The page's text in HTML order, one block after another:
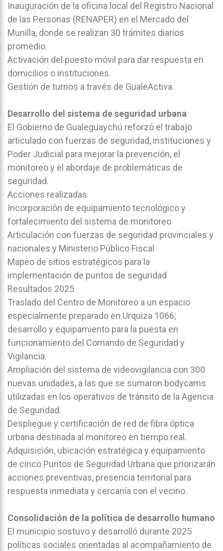
Inauguración de la oficina local del Registro Nacional
de las Personas (RENAPER) en el Mercado del
Munilla, donde se realizan 30 trámites diarios
promedio.
Activación del puesto móvil para dar respuesta en
domicilios o instituciones.
Gestión de turnos a través de GualeActiva.
Desarrollo del sistema de seguridad urbana
El Gobierno de Gualeguaychú reforzó el trabajo
articulado con fuerzas de seguridad, instituciones y
Poder Judicial para mejorar la prevención, el
monitoreo y el abordaje de problemáticas de
seguridad.
Acciones realizadas
Incorporación de equipamiento tecnológico y
fortalecimiento del sistema de monitoreo
Articulación con fuerzas de seguridad provinciales y
nacionales y Ministerio Público Fiscal
Mapeo de sitios estratégicos para la
implementación de puntos de seguridad
Resultados 2025
Traslado del Centro de Monitoreo a un espacio
especialmente preparado en Urquiza 1066;
desarrollo y equipamiento para la puesta en
funcionamiento del Comando de Seguridad y
Vigilancia.
Ampliación del sistema de videovigilancia con 300
nuevas unidades, a las que se sumaron bodycams
utilizadas en los operativos de tránsito de la Agencia
de Seguridad.
Despliegue y certificación de red de fibra óptica
urbana destinada al monitoreo en tiempo real.
Adquisición, ubicación estratégica y equipamiento
de cinco Puntos de Seguridad Urbana que priorizarán
acciones preventivas, presencia territorial para
respuesta inmediata y cercanía con el vecino.
Consolidación de la política de desarrollo humano
El municipio sostuvo y desarrolló durante 2025
políticas sociales orientadas al acompañamiento de